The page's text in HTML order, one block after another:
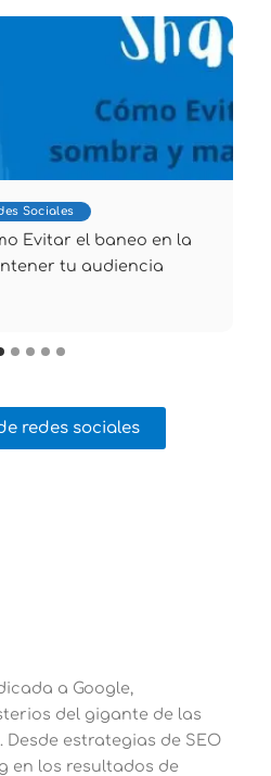
Sociales
Evitar el baneo en la
tu audiencia
redes sociales
a Google,
del gigante de las
estrategias de SEO
en los resultados de